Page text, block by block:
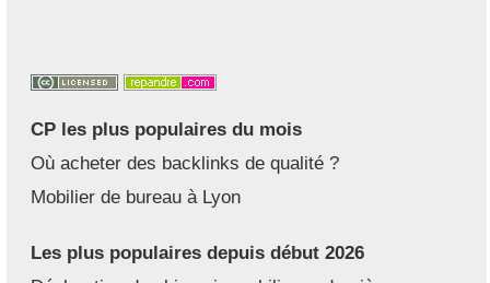
CP les plus populaires du mois
Où acheter des backlinks de qualité ?
Mobilier de bureau à Lyon
Les plus populaires depuis début 2026